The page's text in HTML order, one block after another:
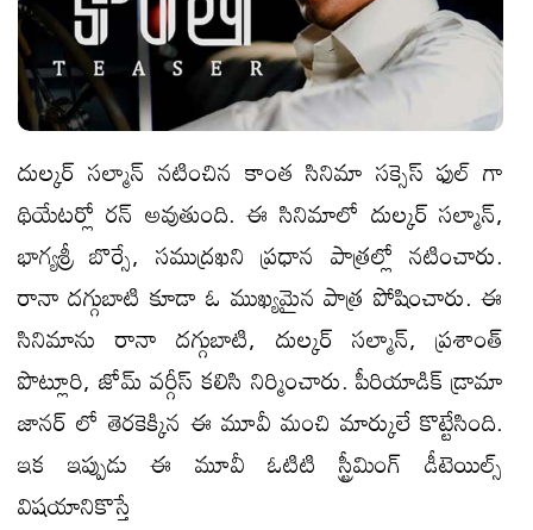
దుల్కర్ సల్మాన్ నటించిన కాంత సినిమా సక్సెస్ ఫుల్ గా
థియేటర్లో రన్ అవుతుంది. ఈ సినిమాలో దుల్కర్ సల్మాన్,
భాగ్యశ్రీ బొర్సే, సముద్రఖని ప్రధాన పాత్రల్లో నటించారు.
రానా దగ్గుబాటి కూడా ఓ ముఖ్యమైన పాత్ర పోషించారు. ఈ
సినిమాను రానా దగ్గుబాటి, దుల్కర్ సల్మాన్, ప్రశాంత్
పొట్లూరి, జోమ్ వర్గీస్ కలిసి నిర్మించారు. పీరియాడిక్ డ్రామా
జానర్ లో తెరకెక్కిన ఈ మూవీ మంచి మార్కులే కొట్టేసింది.
ఇక ఇప్పుడు ఈ మూవీ ఓటిటి స్ట్రీమింగ్ డీటెయిల్స్
విషయానికొస్తే